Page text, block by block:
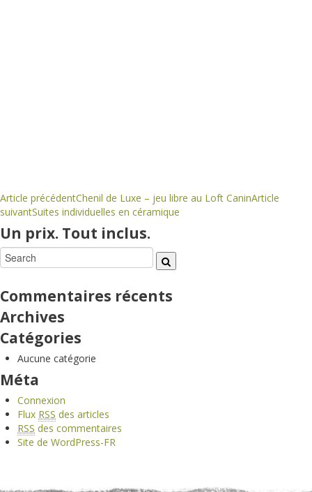
Navigation
de
l'article
Article précédentChenil de Luxe – jeu libre au Loft CaninArticle
suivantSuites individuelles en céramique
Un prix. Tout inclus.
Commentaires récents
Archives
Catégories
Aucune catégorie
Méta
Connexion
Flux RSS des articles
RSS des commentaires
Site de WordPress-FR